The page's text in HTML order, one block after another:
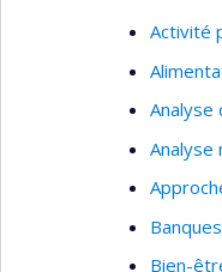
Activité
Analyse
Analyse
Bien-